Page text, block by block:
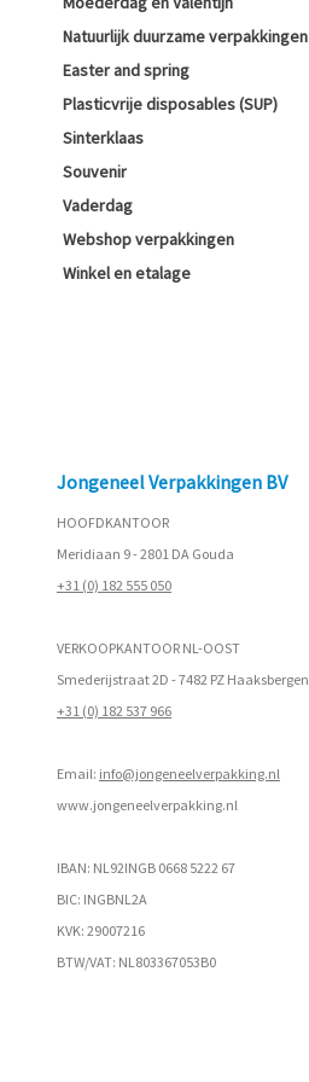
Natuurlijk duurzame verpakkingen
Easter and spring
Plasticvrije disposables (SUP)
Sinterklaas
Souvenir
Vaderdag
Webshop verpakkingen
Winkel en etalage
Jongeneel Verpakkingen BV
HOOFDKANTOOR
Meridiaan 9 - 2801 DA Gouda
+31 (0) 182 555 050
VERKOOPKANTOOR NL-OOST
Smederijstraat 2D - 7482 PZ Haaksbergen
+31 (0) 182 537 966
Email: info@jongeneelverpakking.nl
www.jongeneelverpakking.nl
IBAN: NL92INGB 0668 5222 67
BIC: INGBNL2A
KVK: 29007216
BTW/VAT: NL803367053B0